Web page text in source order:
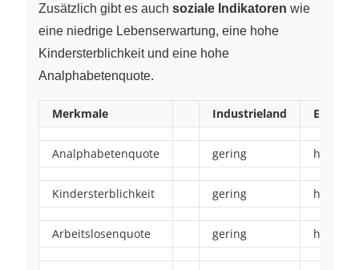
Zusätzlich gibt es auch soziale Indikatoren wie
eine niedrige Lebenserwartung, eine hohe
Kindersterblichkeit und eine hohe
Analphabetenquote.
Merkmale Industrieland
Analphabetenquote gering hoch
Kindersterblichkeit gering hoch
Arbeitslosenquote gering hoch